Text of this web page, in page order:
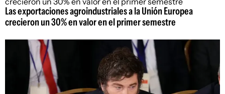
Las exportaciones agroindustriales a la Unión Europea
crecieron un 30% en valor en el primer semestre